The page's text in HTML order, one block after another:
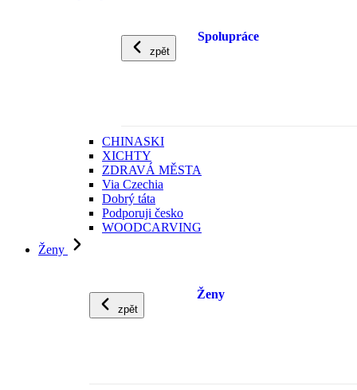
zpět
Spolupráce
CHINASKI
XICHTY
ZDRAVÁ MĚSTA
Via Czechia
Dobrý táta
Podporuji česko
WOODCARVING
Ženy
zpět
Ženy